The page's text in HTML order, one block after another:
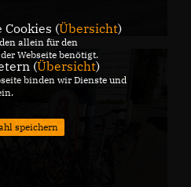
(Übersicht)
allein für den
Webseite benötigt.
(Übersicht)
binden wir Dienste und
speichern